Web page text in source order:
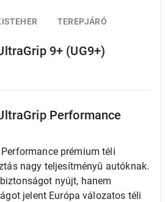
TEREPJÁRÓ
9+ (UG9+)
Performance
prémium téli
nagy teljesítményû autóknak.
nyújt, hanem
jelent Európa válozatos téli